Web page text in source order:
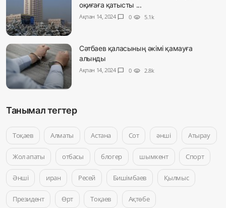
оқиғаға қатысты ...
Ақпан 14, 2024 chat_bubble 0 visibility 5.1k
Сәтбаев қаласының әкімі қамауға
алынды
Ақпан 14, 2024 chat_bubble 0 visibility 2.8k
Танымал тегтер
Тоқаев Алматы Астана Сот әнші Атырау
Жол апаты отбасы блогер шымкент Спорт
Әнші иран Ресей Бишімбаев Қылмыс
Президент Өрт Тоқаев Ақтөбе